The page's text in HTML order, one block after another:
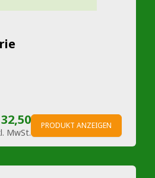
MwSt.
PRODUKT ANZEIGEN